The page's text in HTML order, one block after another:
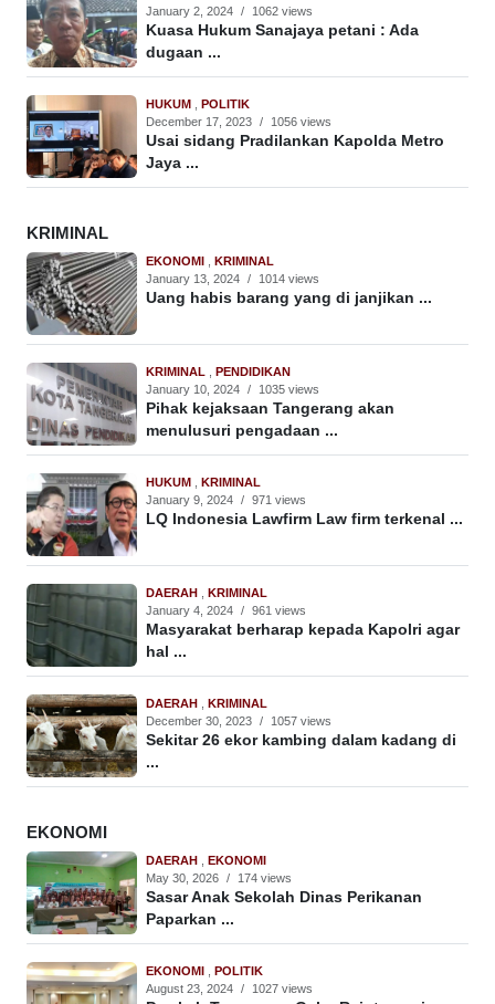
January 2, 2024 / 1062 views
Kuasa Hukum Sanajaya petani : Ada
dugaan ...
HUKUM , POLITIK
December 17, 2023 / 1056 views
Usai sidang Pradilankan Kapolda Metro
Jaya ...
KRIMINAL
EKONOMI , KRIMINAL
January 13, 2024 / 1014 views
Uang habis barang yang di janjikan ...
KRIMINAL , PENDIDIKAN
January 10, 2024 / 1035 views
Pihak kejaksaan Tangerang akan
menulusuri pengadaan ...
HUKUM , KRIMINAL
January 9, 2024 / 971 views
LQ Indonesia Lawfirm Law firm terkenal ...
DAERAH , KRIMINAL
January 4, 2024 / 961 views
Masyarakat berharap kepada Kapolri agar
hal ...
DAERAH , KRIMINAL
December 30, 2023 / 1057 views
Sekitar 26 ekor kambing dalam kadang di
...
EKONOMI
DAERAH , EKONOMI
May 30, 2026 / 174 views
Sasar Anak Sekolah Dinas Perikanan
Paparkan ...
EKONOMI , POLITIK
August 23, 2024 / 1027 views